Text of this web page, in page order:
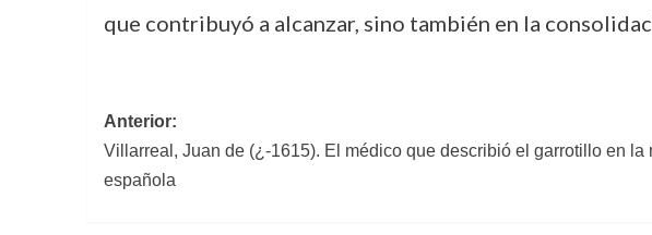
que contribuyó a alcanzar, sino también en la
Navegación
de
Anterior:
Villarreal, Juan de (¿-1615). El médico que describió el garrotillo en la
española